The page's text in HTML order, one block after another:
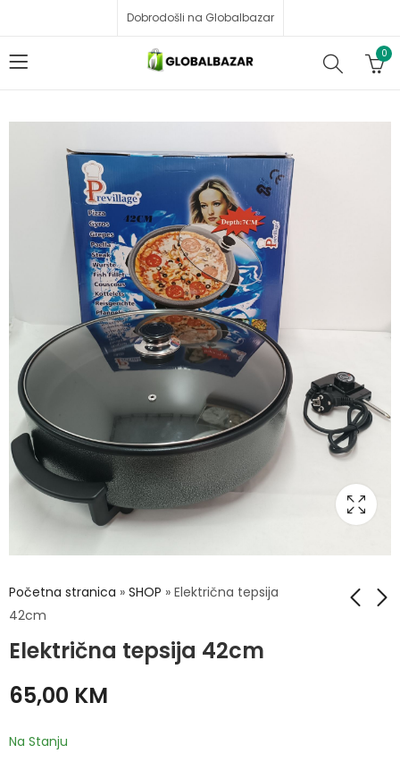
Dobrodošli na Globalbazar
0
Početna stranica » SHOP » Električna tepsija
42cm
Električna tepsija 42cmLonci INOX SET 4/1
65,00 KM
Na Stanju